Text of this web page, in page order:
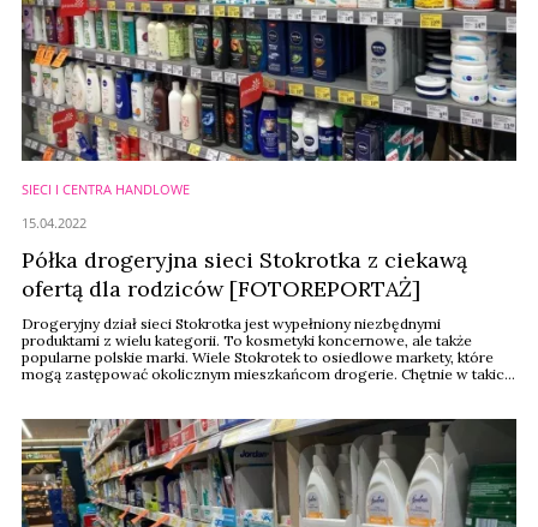
SIECI I CENTRA HANDLOWE
Półka drogeryjna sieci Stokrotka z ciekawą
ofertą dla rodziców [FOTOREPORTAŻ]
Drogeryjny dział sieci Stokrotka jest wypełniony niezbędnymi
produktami z wielu kategorii. To kosmetyki koncernowe, ale także
popularne polskie marki. Wiele Stokrotek to osiedlowe markety, które
mogą zastępować okolicznym mieszkańcom drogerie. Chętnie w takich
dzieci.
15.04.2022